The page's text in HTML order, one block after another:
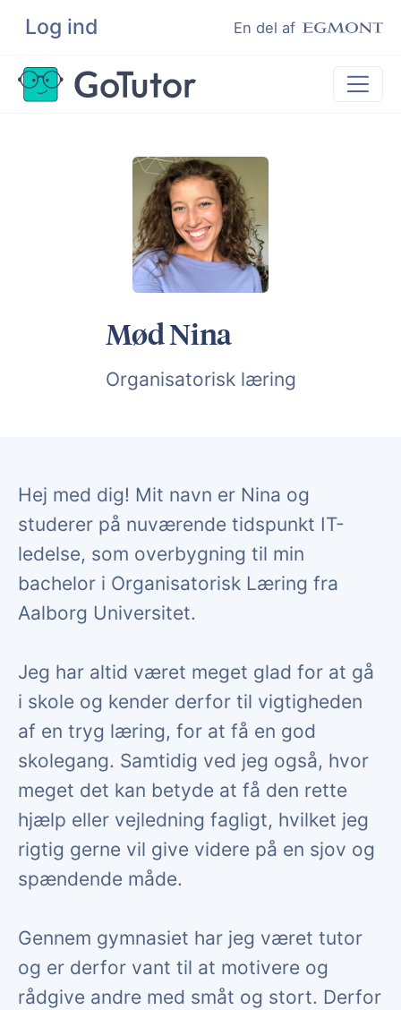
Log ind En del af
Søg
Lektiehjælp
Eksamenshjælp
Hjælp til ordblinde
Kundeudtalelser
Undervisere
Mød Nina
Organisatorisk læring
Hej med dig! Mit navn er Nina og
studerer på nuværende tidspunkt IT-
ledelse, som overbygning til min
bachelor i Organisatorisk Læring fra
Aalborg Universitet.
Jeg har altid været meget glad for at gå
i skole og kender derfor til vigtigheden
af en tryg læring, for at få en god
skolegang. Samtidig ved jeg også, hvor
meget det kan betyde at få den rette
hjælp eller vejledning fagligt, hvilket jeg
rigtig gerne vil give videre på en sjov og
spændende måde.
Gennem gymnasiet har jeg været tutor
og er derfor vant til at motivere og
rådgive andre med småt og stort. Derfor